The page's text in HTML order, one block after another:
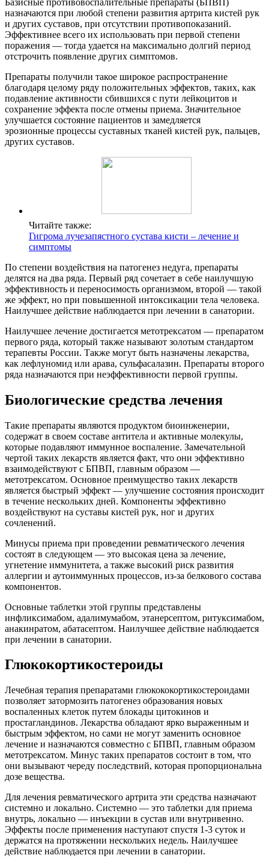
назначаются при любой степени развития артрита кистей рук
и других суставов, при отсутствии противопоказаний.
Эффективнее всего их использовать при первой степени
поражения — тогда удается на максимально долгий период
отстрочить появление других симптомов.
Препараты получили такое широкое распространение
благодаря целому ряду положительных эффектов, таких, как
подавление активности сбившихся с пути лейкоцитов и
сохранение эффекта после отмены приема. Значительное
улучшается состояние пациентов и замедляется
эрозионные процессы суставных тканей кистей рук, пальцев,
других суставов.
Читайте также:
Гигрома лучезапястного сустава кисти – лечение и
симптомы
По степени воздействия на патогенез недуга, препараты
делятся на два ряда. Первый ряд сочетает в себе наилучшую
эффективность и переносимость организмом, второй — такой
же эффект, но при повышенной интоксикации тела человека.
Наилучшее действие наблюдается при лечении в санатории.
Наилучшее лечение достигается метотрексатом — препаратом
первого ряда, который также называют золотым стандартом
терапевты России. Также могут быть назначены лекарства,
как лефлуномид или арава, сульфасалазин. Препараты второго
ряда назначаются при неэффективности первой группы.
Биологические средства лечения
Такие препараты являются продуктом биоинженерии,
содержат в своем составе антитела и активные молекулы,
которые подавляют иммунное воспаление. Замечательной
чертой таких лекарств является факт, что они эффективно
взаимодействуют с БПВП, главным образом —
метотрексатом. Основное преимущество таких лекарств
является быстрый эффект — улучшение состояния происходит
в течение нескольких дней. Компоненты эффективно
воздействуют на суставы кистей рук, ног и других
сочленений.
Минусы приема при проведении ревматического лечения
состоят в следующем — это высокая цена за лечение,
угнетение иммунитета, а также высокий риск развития
аллергии и аутоиммунных процессов, из-за белкового состава
компонентов.
Основные таблетки этой группы представлены
инфликсимабом, адалимумабом, этанерсептом, ритуксимабом,
анакинратом, абатасептом. Наилучшее действие наблюдается
при лечении в санатории.
Глюкокортикостероиды
Лечебная терапия препаратами глюкококортикостероидами
позволяет затормозить патогенез образования новых
воспаленных клеток путем блокады цитокинов и
простагландинов. Лекарства обладают ярко выраженным и
быстрым эффектом, но сами не могут заменить основное
лечение и назначаются совместно с БПВП, главным образом
метотрексатом. Минус таких препаратов состоит в том, что
они вызывают череду последствий, которая пропорциональна
дозе вещества.
Для лечения ревматического артрита эти средства назначают
системно и локально. Системно — это таблетки для приема
внутрь, локально — инъекции в сустав или внутривенно.
Эффекты после применения наступают спустя 1-3 суток и
держатся на протяжении нескольких недель. Наилучшее
действие наблюдается при лечении в санатории.